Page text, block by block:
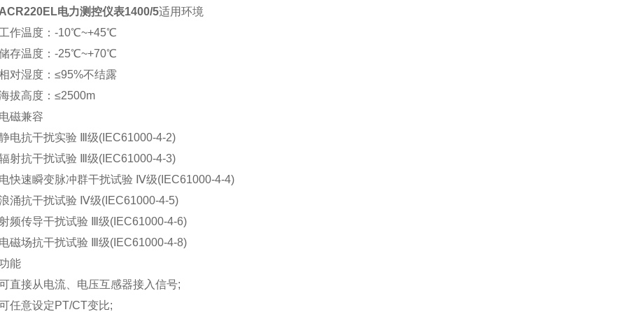
ACR220EL电力测控仪表1400/5适用环境
温度：-10℃~+45℃
温度：-25℃~+70℃
湿度：≤95%不结露
高度：≤2500m
兼容
抗干扰实验 Ⅲ级(IEC61000-4-2)
抗干扰试验 Ⅲ级(IEC61000-4-3)
速瞬变脉冲群干扰试验 Ⅳ级(IEC61000-4-4)
抗干扰试验 Ⅳ级(IEC61000-4-5)
传导干扰试验 Ⅲ级(IEC61000-4-6)
场抗干扰试验 Ⅲ级(IEC61000-4-8)
接从电流、电压互感器接入信号;
意设定PT/CT变比;